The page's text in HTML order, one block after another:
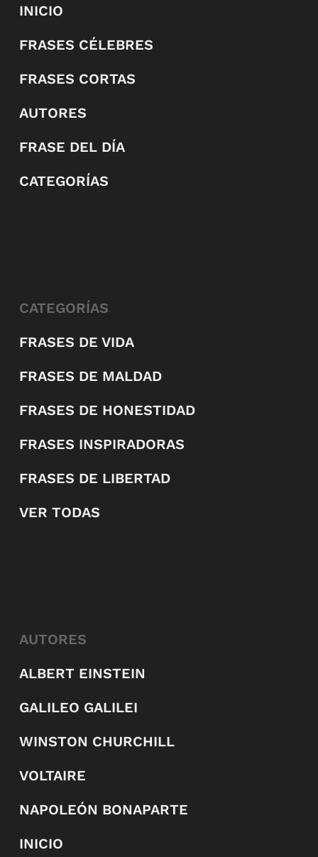
INICIO
FRASES CÉLEBRES
FRASES CORTAS
AUTORES
FRASE DEL DÍA
CATEGORÍAS
CATEGORÍAS
FRASES DE VIDA
FRASES DE MALDAD
FRASES DE HONESTIDAD
FRASES INSPIRADORAS
FRASES DE LIBERTAD
VER TODAS
AUTORES
ALBERT EINSTEIN
GALILEO GALILEI
WINSTON CHURCHILL
VOLTAIRE
NAPOLEÓN BONAPARTE
INICIO